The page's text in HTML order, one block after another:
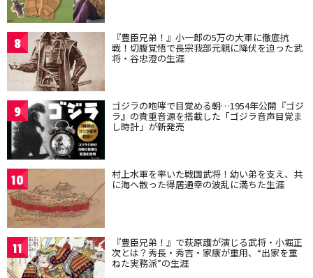
8 『豊臣兄弟！』小一郎の5万の大軍に徹底抗
戦！切腹覚悟で長宗我部元親に降伏を迫った武
将・谷忠澄の生涯
9 ゴジラの咆哮で目覚める朝…1954年公開『ゴジ
ラ』の貴重音源を搭載した「ゴジラ音声目覚ま
し時計」が新発売
10 村上水軍を率いた戦国武将！幼い弟を支え、共
に海へ散った得居通幸の波乱に満ちた生涯
11 『豊臣兄弟！』で萩原護が演じる武将・小堀正
次とは？秀長・秀吉・家康が重用、“出家を重
ねた実務派”の生涯